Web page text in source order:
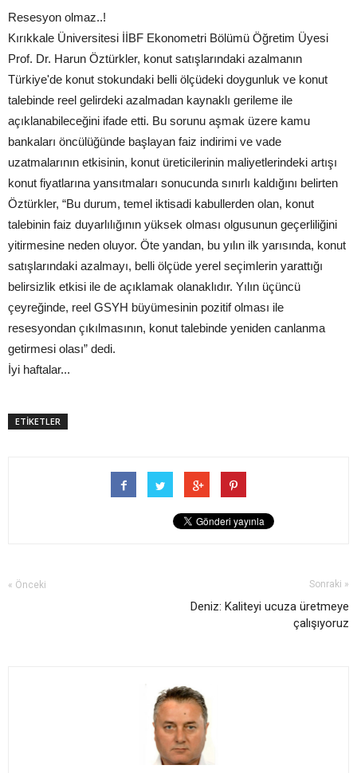
Resesyon olmaz..!
Kırıkkale Üniversitesi İİBF Ekonometri Bölümü Öğretim Üyesi
Prof. Dr. Harun Öztürkler, konut satışlarındaki azalmanın
Türkiye'de konut stokundaki belli ölçüdeki doygunluk ve konut
talebinde reel gelirdeki azalmadan kaynaklı gerileme ile
açıklanabileceğini ifade etti. Bu sorunu aşmak üzere kamu
bankaları öncülüğünde başlayan faiz indirimi ve vade
uzatmalarının etkisinin, konut üreticilerinin maliyetlerindeki artışı
konut fiyatlarına yansıtmaları sonucunda sınırlı kaldığını belirten
Öztürkler, “Bu durum, temel iktisadi kabullerden olan, konut
talebinin faiz duyarlılığının yüksek olması olgusunun geçerliliğini
yitirmesine neden oluyor. Öte yandan, bu yılın ilk yarısında, konut
satışlarındaki azalmayı, belli ölçüde yerel seçimlerin yarattığı
belirsizlik etkisi ile de açıklamak olanaklıdır. Yılın üçüncü
çeyreğinde, reel GSYH büyümesinin pozitif olması ile
resesyondan çıkılmasının, konut talebinde yeniden canlanma
getirmesi olası” dedi.
İyi haftalar...
ETİKETLER
« Önceki Sonraki »
Deniz: Kaliteyi ucuza üretmeye
çalışıyoruz